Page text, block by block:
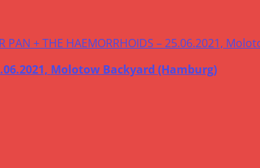
Molotow Backyard (Hamburg)